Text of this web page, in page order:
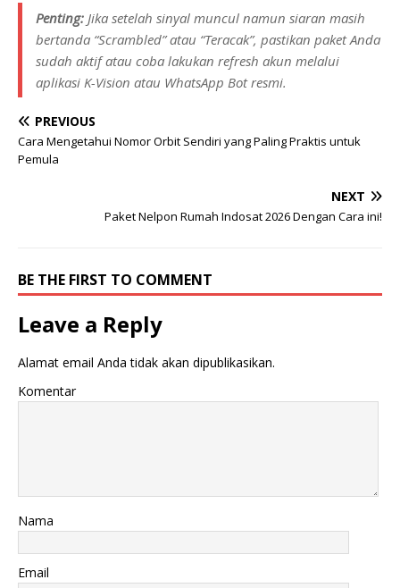
Penting: Jika setelah sinyal muncul namun siaran masih
bertanda “Scrambled” atau “Teracak”, pastikan paket Anda
sudah aktif atau coba lakukan refresh akun melalui
aplikasi K-Vision atau WhatsApp Bot resmi.
PREVIOUS
Cara Mengetahui Nomor Orbit Sendiri yang Paling Praktis untuk
Pemula
NEXT
Paket Nelpon Rumah Indosat 2026 Dengan Cara ini!
BE THE FIRST TO COMMENT
Leave a Reply
Alamat email Anda tidak akan dipublikasikan.
Komentar
Nama
Email